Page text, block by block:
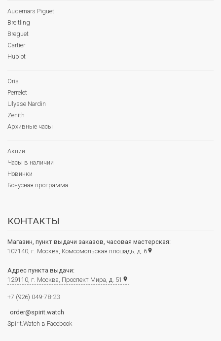
Audemars Piguet
Breitling
Breguet
Cartier
Hublot
Oris
Perrelet
Ulysse Nardin
Zenith
Архивные часы
Акции
Часы в наличии
Новинки
Бонусная программа
КОНТАКТЫ
Магазин, пункт выдачи заказов, часовая мастерская:
107140, г. Москва, Комсомольская площадь, д. 6place
Адрес пункта выдачи:
129110, г. Москва, Проспект Мира, д. 51 place
+7 (926) 049-78-23
order@spirit.watch
Spirit.Watch в Facebook